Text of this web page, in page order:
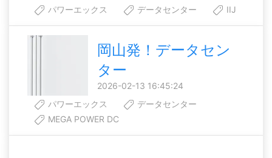
パワーエックス
データセンター IIJ
岡山発！データセン
ター
2026-02-13 16:45:24
パワーエックス
データセンター
MEGA POWER DC